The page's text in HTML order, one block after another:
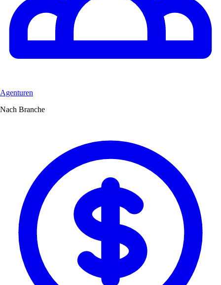
Agenturen
Nach Branche